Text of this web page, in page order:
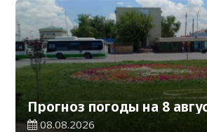
Прогноз погоды на 8
08.08.2026